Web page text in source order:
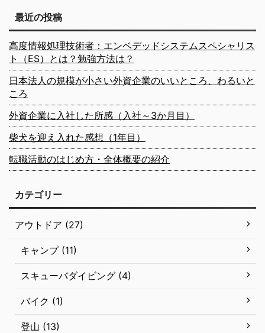
最近の投稿
高度情報処理技術者：エンベデッドシステムスペシャリス
ト（ES）とは？勉強方法は？
日本法人の規模が小さい外資企業のいいところ、わるいと
ころ
外資企業に入社した所感（入社～3か月目）
柴犬を迎え入れた感想（1年目）
転職活動のはじめ方・全体概要の紹介
カテゴリー
アウトドア (27)
キャンプ (11)
スキューバダイビング (4)
バイク (1)
登山 (13)